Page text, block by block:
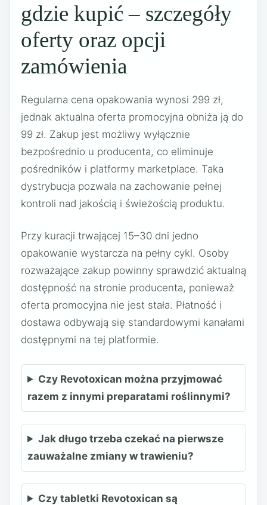
gdzie kupić – szczegóły
oferty oraz opcji
zamówienia
Regularna cena opakowania wynosi 299 zł,
jednak aktualna oferta promocyjna obniża ją do
99 zł. Zakup jest możliwy wyłącznie
bezpośrednio u producenta, co eliminuje
pośredników i platformy marketplace. Taka
dystrybucja pozwala na zachowanie pełnej
kontroli nad jakością i świeżością produktu.
Przy kuracji trwającej 15–30 dni jedno
opakowanie wystarcza na pełny cykl. Osoby
rozważające zakup powinny sprawdzić aktualną
dostępność na stronie producenta, ponieważ
oferta promocyjna nie jest stała. Płatność i
dostawa odbywają się standardowymi kanałami
dostępnymi na tej platformie.
Czy Revotoxican można przyjmować
razem z innymi preparatami roślinnymi?
Jak długo trzeba czekać na pierwsze
zauważalne zmiany w trawieniu?
Czy tabletki Revotoxican są